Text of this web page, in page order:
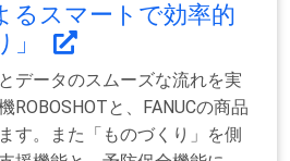
るスマートで効率的
」
データのスムーズな流れを実
ROBOSHOTと、FANUCの商品
す。また「ものづくり」を側